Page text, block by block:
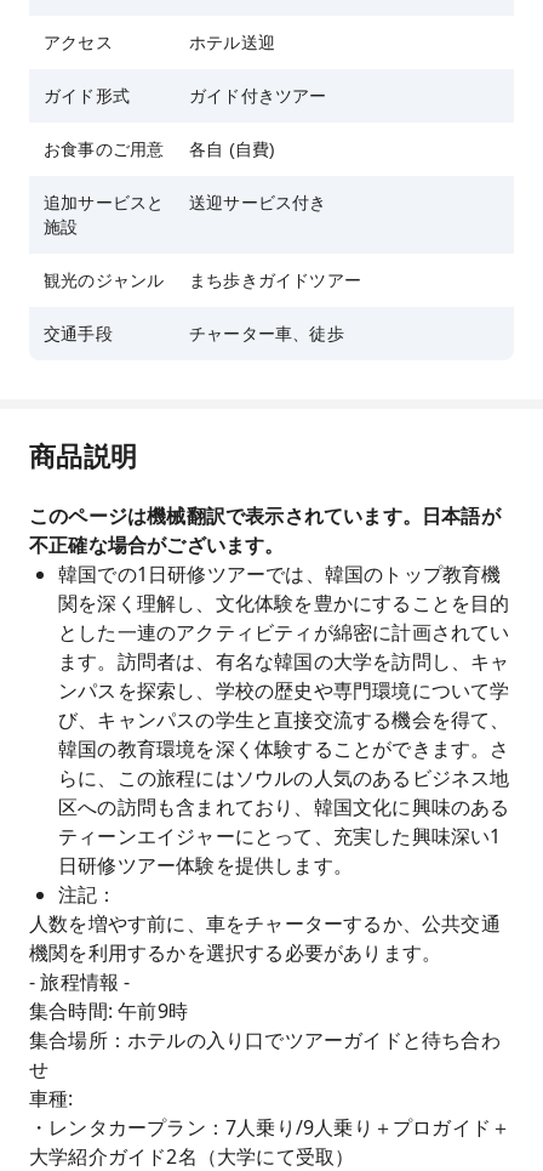
アクセス ホテル送迎
ガイド形式 ガイド付きツアー
お食事のご用意 各自 (自費)
追加サービスと
施設
送迎サービス付き
観光のジャンル まち歩きガイドツアー
交通手段 チャーター車、徒歩
商品説明
このページは機械翻訳で表示されています。日本語が
不正確な場合がございます。
韓国での1日研修ツアーでは、韓国のトップ教育機
関を深く理解し、文化体験を豊かにすることを目的
とした一連のアクティビティが綿密に計画されてい
ます。訪問者は、有名な韓国の大学を訪問し、キャ
ンパスを探索し、学校の歴史や専門環境について学
び、キャンパスの学生と直接交流する機会を得て、
韓国の教育環境を深く体験することができます。さ
らに、この旅程にはソウルの人気のあるビジネス地
区への訪問も含まれており、韓国文化に興味のある
ティーンエイジャーにとって、充実した興味深い1
日研修ツアー体験を提供します。
注記：
人数を増やす前に、車をチャーターするか、公共交通
機関を利用するかを選択する必要があります。
- 旅程情報 -
集合時間: 午前9時
集合場所：ホテルの入り口でツアーガイドと待ち合わ
せ
車種:
・レンタカープラン：7人乗り/9人乗り＋プロガイド＋
大学紹介ガイド2名（大学にて受取）